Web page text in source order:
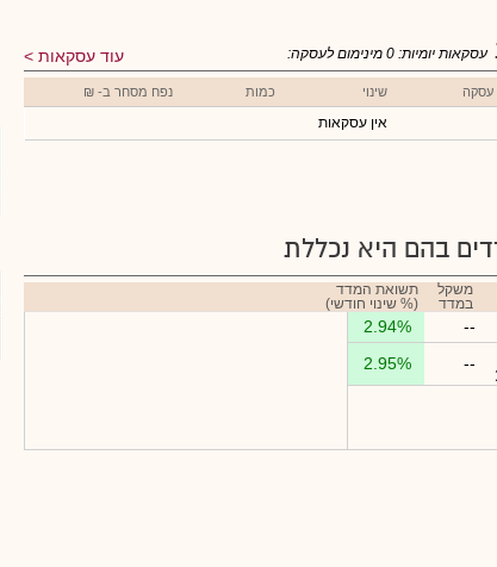
עוד עסקאות עסקאות יומיות: 0 מינימום לעסקה:
עסקה שינוי כמות נפח מסחר ב- ₪
אין עסקאות
בהם היא נכללת
משקל
במדד
תשואת המדד
(% שינוי חודשי)
--
2.94%
--
2.95%